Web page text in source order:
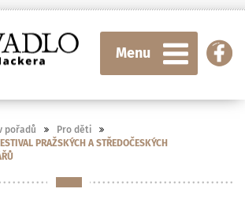
Menu
pořadů
Pro děti
PRAŽSKÝCH A STŘEDOČESKÝCH